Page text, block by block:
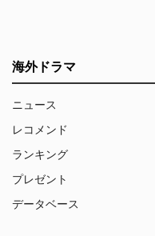
海外ドラマ
ニュース
レコメンド
ランキング
プレゼント
データベース